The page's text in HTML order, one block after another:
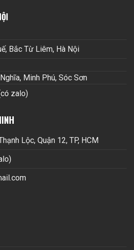
Bắc Từ Liêm, Hà Nội
Minh Phú, Sóc Sơn
zalo)
Lộc, Quận 12, TP, HCM